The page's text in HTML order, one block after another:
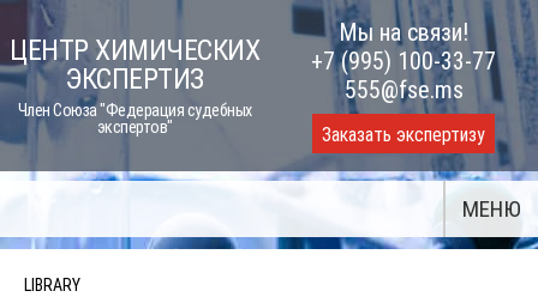
Skip
to
content
ЦЕНТР ХИМИЧЕСКИХ
ЭКСПЕРТИЗ
Член Союза "Федерация судебных
экспертов"
Мы на связи!
+7 (995) 100-33-77
555@fse.ms
Заказать экспертизу
МЕНЮ
LIBRARY